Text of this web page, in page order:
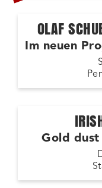
OLAF
Im neuen
Gold dust